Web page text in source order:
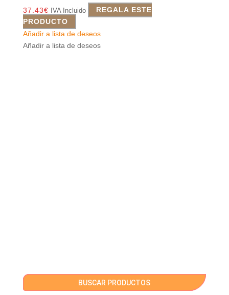
37.43€ IVA Incluido
REGALA ESTE
PRODUCTO
Añadir a lista de deseos
Añadir a lista de deseos
BUSCAR PRODUCTOS